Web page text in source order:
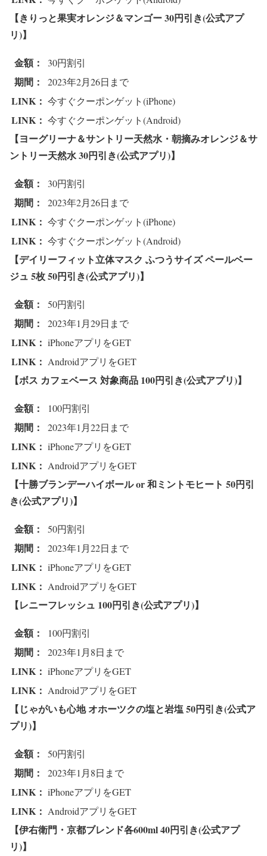
【きりっと果実オレンジ＆マンゴー 30円引き(公式アプ
リ)】
金額： 30円割引
期間： 2023年2月26日まで
LINK： 今すぐクーポンゲット(iPhone)
LINK： 今すぐクーポンゲット(Android)
【ヨーグリーナ＆サントリー天然水・朝摘みオレンジ＆サ
ントリー天然水 30円引き(公式アプリ)】
金額： 30円割引
期間： 2023年2月26日まで
LINK： 今すぐクーポンゲット(iPhone)
LINK： 今すぐクーポンゲット(Android)
【デイリーフィット立体マスク ふつうサイズ ペールベー
ジュ 5枚50円引き(公式アプリ)】
金額： 50円割引
期間： 2023年1月29日まで
LINK： iPhoneアプリをGET
LINK： AndroidアプリをGET
【ボス カフェベース 対象商品 100円引き(公式アプリ)】
金額： 100円割引
期間： 2023年1月22日まで
LINK： iPhoneアプリをGET
LINK： AndroidアプリをGET
【十勝ブランデーハイボール or 和ミントモヒート 50円引
き(公式アプリ)】
金額： 50円割引
期間： 2023年1月22日まで
LINK： iPhoneアプリをGET
LINK： AndroidアプリをGET
【レニーフレッシュ 100円引き(公式アプリ)】
金額： 100円割引
期間： 2023年1月8日まで
LINK： iPhoneアプリをGET
LINK： AndroidアプリをGET
【じゃがいも心地 オホーツクの塩と岩塩 50円引き(公式ア
プリ)】
金額： 50円割引
期間： 2023年1月8日まで
LINK： iPhoneアプリをGET
LINK： AndroidアプリをGET
【伊右衛門・京都ブレンド各600ml40円引き(公式アプ
リ)】